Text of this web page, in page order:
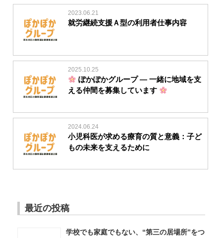
2023.06.21
就労継続支援Ａ型の利用者仕事内容
2025.10.25
ぽかぽかグループ — 一緒に地域を支
える仲間を募集しています
2024.06.24
小児科医が求める療育の質と意義：子ど
もの未来を支えるために
最近の投稿
学校でも家庭でもない、“第三の居場所”をつ